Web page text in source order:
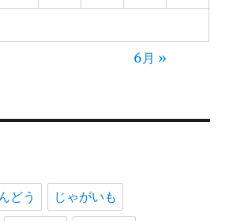
6月 »
どう じゃがいも